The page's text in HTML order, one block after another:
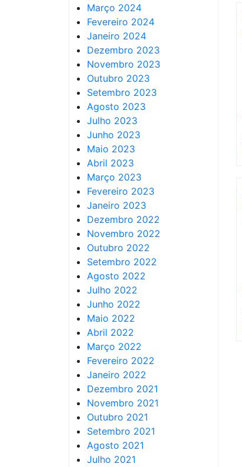
Março 2024
Fevereiro 2024
Janeiro 2024
Dezembro 2023
Novembro 2023
Outubro 2023
Setembro 2023
Agosto 2023
Julho 2023
Junho 2023
Maio 2023
Abril 2023
Março 2023
Fevereiro 2023
Janeiro 2023
Dezembro 2022
Novembro 2022
Outubro 2022
Setembro 2022
Agosto 2022
Julho 2022
Junho 2022
Maio 2022
Abril 2022
Março 2022
Fevereiro 2022
Janeiro 2022
Dezembro 2021
Novembro 2021
Outubro 2021
Setembro 2021
Agosto 2021
Julho 2021